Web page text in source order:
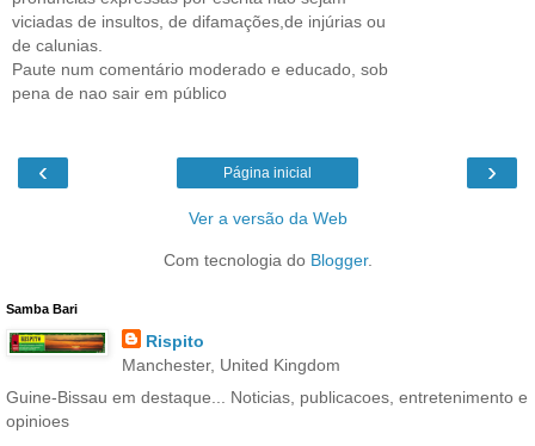
viciadas de insultos, de difamações,de injúrias ou
de calunias.
Paute num comentário moderado e educado, sob
pena de nao sair em público
‹ ›
Página inicial
Ver a versão da Web
Com tecnologia do Blogger.
Samba Bari
Rispito
Manchester, United Kingdom
Guine-Bissau em destaque... Noticias, publicacoes, entretenimento e
opinioes